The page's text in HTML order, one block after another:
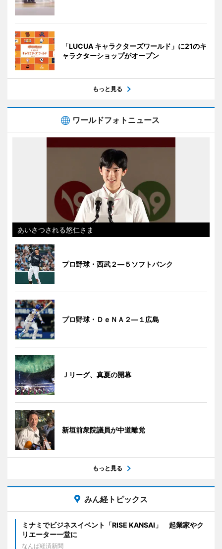
「LUCUA キャラクターズワールド」に21のキ
ャラクターショップがオープン
もっと見る
ワールドフォトニュース
あいさつされる悠仁さま
プロ野球・西武２―５ソフトバンク
プロ野球・ＤｅＮＡ２―１広島
Ｊリーグ、真夏の開幕
新垣前衆院議員が中道離党
もっと見る
みん経トピックス
ミナミでビジネスイベント「RISE KANSAI」 起業家やク
リエーター一堂に
なんば経済新聞